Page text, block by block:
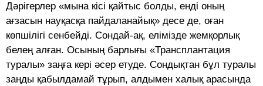
Дәрігерлер «мына кісі қайтыс болды, енді оның
ағзасын науқасқа пайдаланайық» десе де, оған
көпшілігі сенбейді. Сондай-ақ, елімізде жемқорлық
белең алған. Осының барлығы «Транс­плантация
туралы» заңға кері әсер етуде. Сондықтан бұл туралы
заңды қабылдамай тұрып, алдымен халық арасында